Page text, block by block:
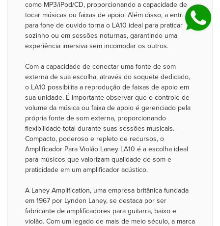
como MP3/iPod/CD, proporcionando a capacidade de
tocar músicas ou faixas de apoio. Além disso, a entrada
para fone de ouvido torna o LA10 ideal para praticar
sozinho ou em sessões noturnas, garantindo uma
experiência imersiva sem incomodar os outros.
Com a capacidade de conectar uma fonte de som
externa de sua escolha, através do soquete dedicado,
o LA10 possibilita a reprodução de faixas de apoio em
sua unidade. É importante observar que o controle de
volume da música ou faixa de apoio é gerenciado pela
própria fonte de som externa, proporcionando
flexibilidade total durante suas sessões musicais.
Compacto, poderoso e repleto de recursos, o
Amplificador Para Violão Laney LA10 é a escolha ideal
para músicos que valorizam qualidade de som e
praticidade em um amplificador acústico.
A Laney Amplification, uma empresa britânica fundada
em 1967 por Lyndon Laney, se destaca por ser
fabricante de amplificadores para guitarra, baixo e
violão. Com um legado de mais de meio século, a marca